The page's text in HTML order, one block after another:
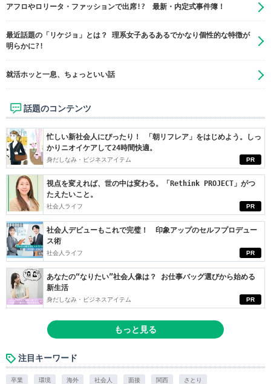
アフロやロリータ・ファッションで出席!? 最新・内定式事件簿！
最近話題の「リケジョ」とは？ 理系女子あるあるでかなり個性的な特徴が
明らかに?!
就活ホッと一息、ちょっといい話
話題のコンテンツ
PR
忙しい新社会人にぴったり！ 「朝リフレア」をはじめよう。しっ
かりニオイケアして24時間快適。
身だしなみ・ビジネスアイテム
PR
視点を変えれば、世の中は変わる。「Rethink PROJECT」がつ
たえたいこと。
社会人ライフ
PR
社会人デビューもこれで完璧！ 印象アップのセルフプロデュー
ス術
社会人ライフ
PR
あなたの“なりたい”社会人像は？ お仕事バッグ選びから始める
新生活
身だしなみ・ビジネスアイテム
もっと見る
注目キーワード
卒業 環境 海外 社会人 面接 関西 さとり